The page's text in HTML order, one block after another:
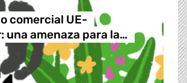
comercial UE-
una amenaza para la…